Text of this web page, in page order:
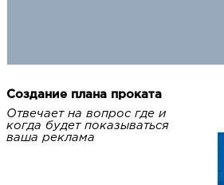
Создание плана проката
Отвечает на вопрос где и
когда будет показываться
ваша реклама